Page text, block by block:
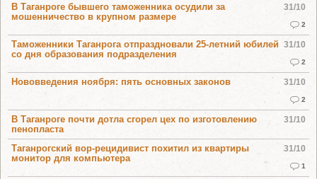
31/10
2
В Таганроге бывшего таможенника осудили за
мошенничество в крупном размере
31/10
2
Таможенники Таганрога отпраздновали 25-летний юбилей
со дня образования подразделения
31/10
2
Нововведения ноября: пять основных законов
31/10
В Таганроге почти дотла сгорел цех по изготовлению
пенопласта
31/10
1
Таганрогский вор-рецидивист похитил из квартиры
монитор для компьютера